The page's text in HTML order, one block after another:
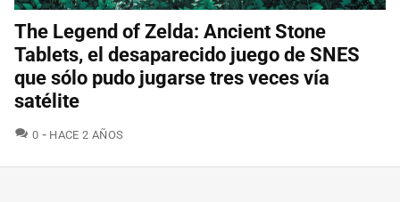
The Legend of Zelda: Ancient Stone
Tablets, el desaparecido juego de SNES
que sólo pudo jugarse tres veces vía
satélite
0 COMENTARIOS
HACE 2 AÑOS